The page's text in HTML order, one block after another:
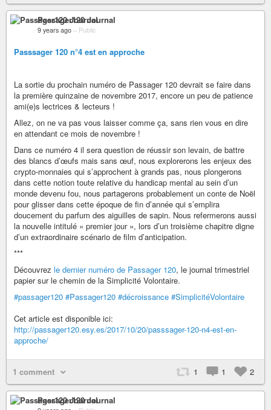
Passager120 Journal
9 years ago – Public
Passsager 120 n°4 est en approche
La sortie du prochain numéro de Passager 120 devrait se faire dans
la première quinzaine de novembre 2017, encore un peu de patience
ami(e)s lectrices & lecteurs !
Allez, on ne va pas vous laisser comme ça, sans rien vous en dire
en attendant ce mois de novembre !
Dans ce numéro 4 il sera question de réussir son levain, de battre
des blancs d’œufs mais sans œuf, nous explorerons les enjeux des
crypto-monnaies qui s’approchent à grands pas, nous plongerons
dans cette notion toute relative du handicap mental au sein d’un
monde devenu fou, nous partagerons probablement un conte de Noël
pour glisser dans cette époque de fin d’année qui s’emplira
doucement du parfum des aiguilles de sapin. Nous refermerons aussi
la nouvelle intitulé « premier jour », lors d’un troisième chapitre digne
d’un extraordinaire scénario de film d’anticipation.
***
Découvrez le dernier numéro de Passager 120, le journal trimestriel
papier sur le chemin de la Simplicité Volontaire.
#passager120 #Passager120 #décroissance #SimplicitéVolontaire
Cet article est disponible ici:
http://passager120.esy.es/2017/10/20/passsager-120-n4-est-en-
approche/
1 comment 1 1 2
Passager120 Journal